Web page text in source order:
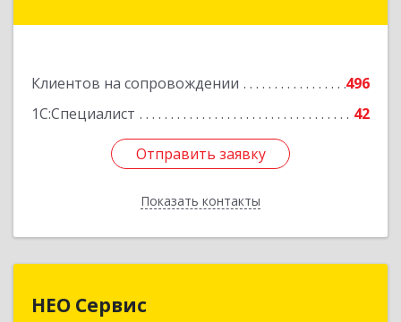
Клиентов на сопровождении
496
1С:Специалист
42
Отправить заявку
Показать контакты
Отправить заявку
Назад
НЕО Сервис